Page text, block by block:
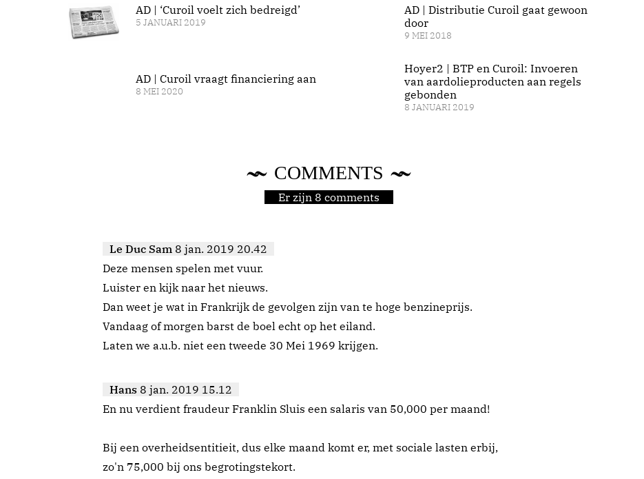
AD | ‘Curoil voelt zich bedreigd’
5 JANUARI 2019
AD | Curoil vraagt financiering aan
8 MEI 2020
AD | Distributie Curoil gaat gewoon
door
9 MEI 2018
Hoyer2 | BTP en Curoil: Invoeren
van aardolieproducten aan regels
gebonden
8 JANUARI 2019
COMMENTS
Er zijn 8 comments
Le Duc Sam 8 jan. 2019 20.42
Deze mensen spelen met vuur.
Luister en kijk naar het nieuws.
Dan weet je wat in Frankrijk de gevolgen zijn van te hoge benzineprijs.
Vandaag of morgen barst de boel echt op het eiland.
Laten we a.u.b. niet een tweede 30 Mei 1969 krijgen.
Hans 8 jan. 2019 15.12
En nu verdient fraudeur Franklin Sluis een salaris van 50,000 per maand!
Bij een overheidsentitieit, dus elke maand komt er, met sociale lasten erbij,
zo'n 75,000 bij ons begrotingstekort.